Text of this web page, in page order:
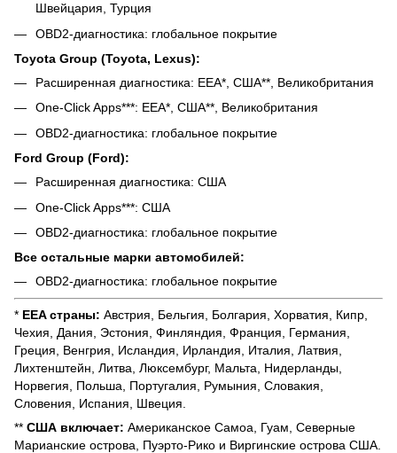
Швейцария, Турция
OBD2-диагностика: глобальное покрытие
Toyota Group (Toyota, Lexus):
Расширенная диагностика: EEA*, США**, Великобритания
One-Click Apps***: EEA*, США**, Великобритания
OBD2-диагностика: глобальное покрытие
Ford Group (Ford):
Расширенная диагностика: США
One-Click Apps***: США
OBD2-диагностика: глобальное покрытие
Все остальные марки автомобилей:
OBD2-диагностика: глобальное покрытие
* EEA страны: Австрия, Бельгия, Болгария, Хорватия, Кипр,
Чехия, Дания, Эстония, Финляндия, Франция, Германия,
Греция, Венгрия, Исландия, Ирландия, Италия, Латвия,
Лихтенштейн, Литва, Люксембург, Мальта, Нидерланды,
Норвегия, Польша, Португалия, Румыния, Словакия,
Словения, Испания, Швеция.
** США включает: Американское Самоа, Гуам, Северные
Марианские острова, Пуэрто-Рико и Виргинские острова США.